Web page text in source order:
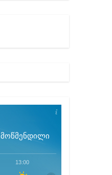
მოწმენდილი
13:00